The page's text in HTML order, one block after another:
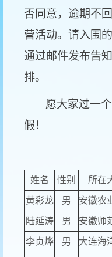
否同意，逾期不
营活动。请入围
通过邮件发布告
排。
愿大家过一
假！
姓名 性别 所在
黄彩龙 男 安徽农
陆延涛 男 安徽师
李贞烨 男 大连海